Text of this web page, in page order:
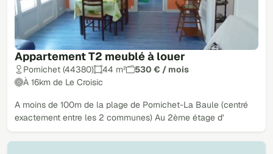
Appartement T2 meublé à louer
Pornichet (44380) 44 m²
530 € / mois
À 16km de Le Croisic
A moins de 100m de la plage de Pornichet-La Baule (centré
exactement entre les 2 communes) Au 2ème étage d'